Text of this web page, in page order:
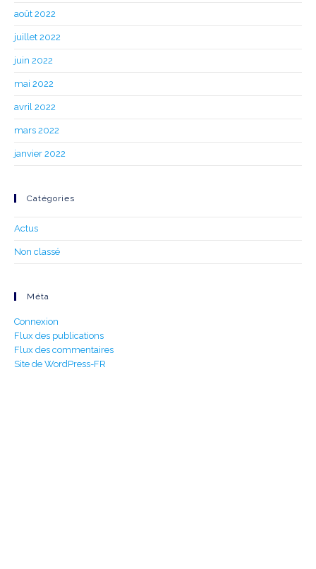
août 2022
juillet 2022
juin 2022
mai 2022
avril 2022
mars 2022
janvier 2022
Catégories
Actus
Non classé
Méta
Connexion
Flux des publications
Flux des commentaires
Site de WordPress-FR